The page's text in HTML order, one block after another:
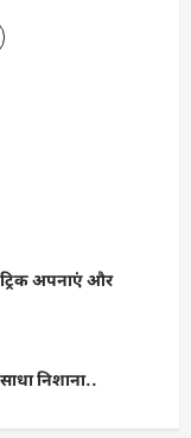
अपनाएं और
निशाना..